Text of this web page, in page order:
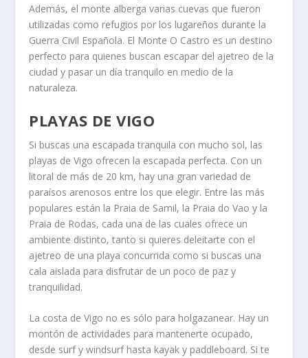
Además, el monte alberga varias cuevas que fueron
utilizadas como refugios por los lugareños durante la
Guerra Civil Española. El Monte O Castro es un destino
perfecto para quienes buscan escapar del ajetreo de la
ciudad y pasar un día tranquilo en medio de la
naturaleza.
PLAYAS DE VIGO
Si buscas una escapada tranquila con mucho sol, las
playas de Vigo ofrecen la escapada perfecta. Con un
litoral de más de 20 km, hay una gran variedad de
paraísos arenosos entre los que elegir. Entre las más
populares están la Praia de Samil, la Praia do Vao y la
Praia de Rodas, cada una de las cuales ofrece un
ambiente distinto, tanto si quieres deleitarte con el
ajetreo de una playa concurrida como si buscas una
cala aislada para disfrutar de un poco de paz y
tranquilidad.
La costa de Vigo no es sólo para holgazanear. Hay un
montón de actividades para mantenerte ocupado,
desde surf y windsurf hasta kayak y paddleboard. Si te